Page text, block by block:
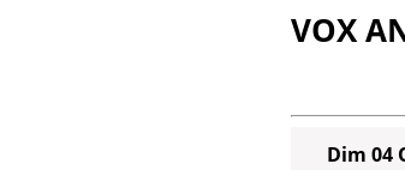
VOX
Dim 04